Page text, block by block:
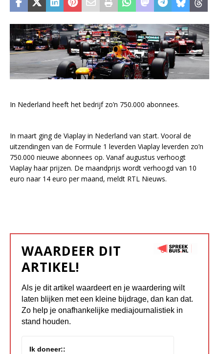
In Nederland heeft het bedrijf zo’n 750.000 abonnees.
In maart ging de Viaplay in Nederland van start. Vooral de
uitzendingen van de Formule 1 leverden Viaplay leverden zo’n
750.000 nieuwe abonnees op. Vanaf augustus verhoogt
Viaplay haar prijzen. De maandprijs wordt verhoogd van 10
euro naar 14 euro per maand, meldt RTL Nieuws.
WAARDEER DIT
ARTIKEL!
Als je dit artikel waardeert en je waardering wilt
laten blijken met een kleine bijdrage, dan kan dat.
Zo help je onafhankelijke mediajournalistiek in
stand houden.
Ik doneer::